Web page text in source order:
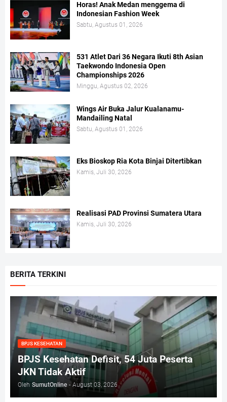
Horas! Anak Medan menggema di
Indonesian Fashion Week
Sabtu, Agustus 01, 2026
531 Atlet Dari 36 Negara Ikuti 8th Asian
Taekwondo Indonesia Open
Championships 2026
Minggu, Agustus 02, 2026
Wings Air Buka Jalur Kualanamu-
Mandailing Natal
Sabtu, Agustus 01, 2026
Eks Bioskop Ria Kota Binjai Ditertibkan
Kamis, Juli 30, 2026
Realisasi PAD Provinsi Sumatera Utara
Kamis, Juli 30, 2026
BERITA TERKINI
BPJS KESEHATAN
BPJS Kesehatan Defisit, 54 Juta Peserta
JKN Tidak Aktif
Oleh SumutOnline - August 03, 2026